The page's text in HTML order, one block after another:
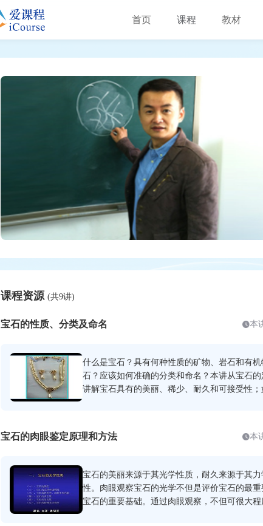
首页 课程 教材
课程资源 (共9讲)
宝石的性质、分类及命名 本
什么是宝石？具有何种性质的矿物、岩石和有
石？应该如何准确的分类和命名？本讲从宝石的
讲解宝石具有的美丽、稀少、耐久和可接受性
宝石的肉眼鉴定原理和方法 本
宝石的美丽来源于其光学性质，耐久来源于其
性。肉眼观察宝石的光学不但是评价宝石的最
宝石的重要基础。通过肉眼观察，不但可很大